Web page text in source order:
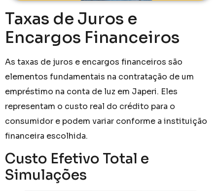
Taxas de Juros e
Encargos Financeiros
As taxas de juros e encargos financeiros são
elementos fundamentais na contratação de um
empréstimo na conta de luz em Japeri. Eles
representam o custo real do crédito para o
consumidor e podem variar conforme a instituição
financeira escolhida.
Custo Efetivo Total e
Simulações